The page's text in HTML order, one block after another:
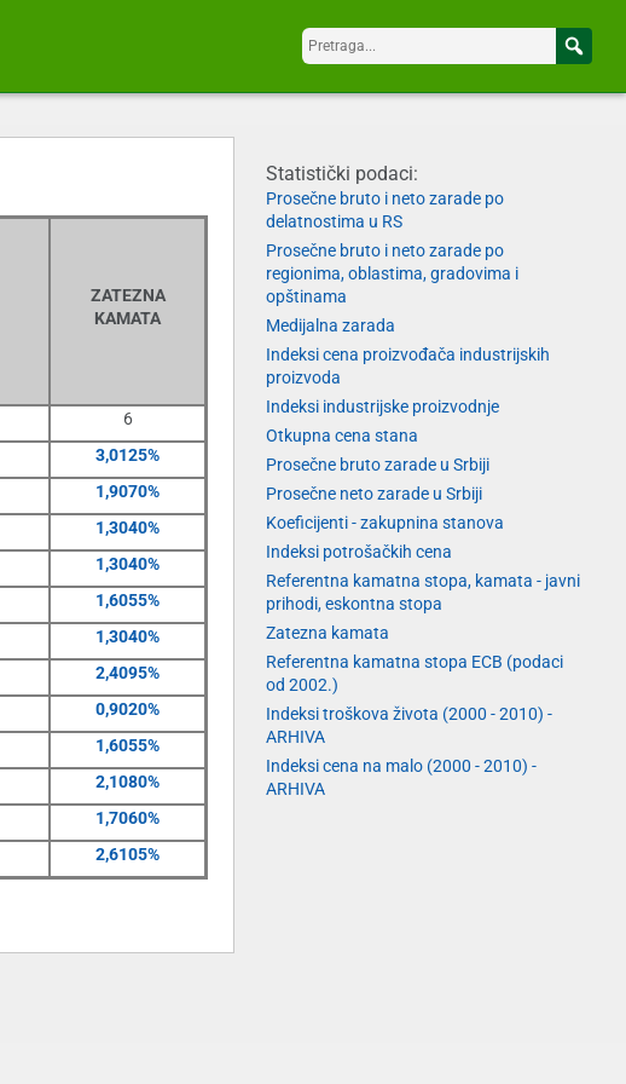
ZATEZNA
KAMATA
6
3,0125%
1,9070%
1,3040%
1,3040%
1,6055%
1,3040%
2,4095%
0,9020%
1,6055%
2,1080%
1,7060%
2,6105%
Statistički podaci:
Prosečne bruto i neto zarade po
delatnostima u RS
Prosečne bruto i neto zarade po
regionima, oblastima, gradovima i
opštinama
Medijalna zarada
Indeksi cena proizvođača industrijskih
proizvoda
Indeksi industrijske proizvodnje
Otkupna cena stana
Prosečne bruto zarade u Srbiji
Prosečne neto zarade u Srbiji
Koeficijenti - zakupnina stanova
Indeksi potrošačkih cena
Referentna kamatna stopa, kamata - javni
prihodi, eskontna stopa
Zatezna kamata
Referentna kamatna stopa ECB (podaci
od 2002.)
Indeksi troškova života (2000 - 2010) -
ARHIVA
Indeksi cena na malo (2000 - 2010) -
ARHIVA